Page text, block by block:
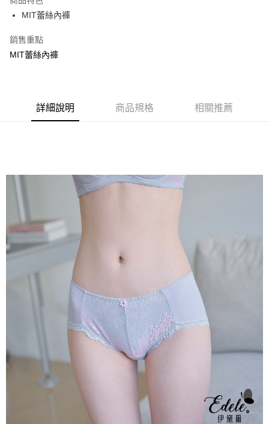
Apple Pay
街口支付
悠遊付
貨到付款
每筆NT$70，滿NT$799(含以上)免運費
萊爾富取貨付款
每筆NT$70，滿NT$799(含以上)免運費
付款後萊爾富取貨
每筆NT$70，滿NT$799(含以上)免運費
每筆NT$70，滿NT$798(含以上)免運費
付款後7-11取貨
每筆NT$70，滿NT$799(含以上)免運費
每筆NT$70，滿NT$799(含以上)免運費
MIT蕾絲內褲
銷售重點
MIT蕾絲內褲
詳細說明 商品規格 相關推薦